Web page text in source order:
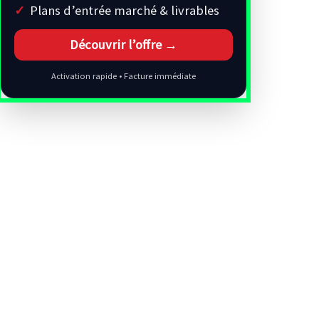
Plans d’entrée marché & livrables
Découvrir l’offre →
Activation rapide • Facture immédiate